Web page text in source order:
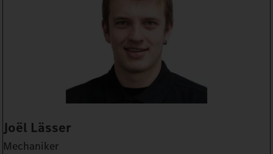
Joël Lässer
Mechaniker